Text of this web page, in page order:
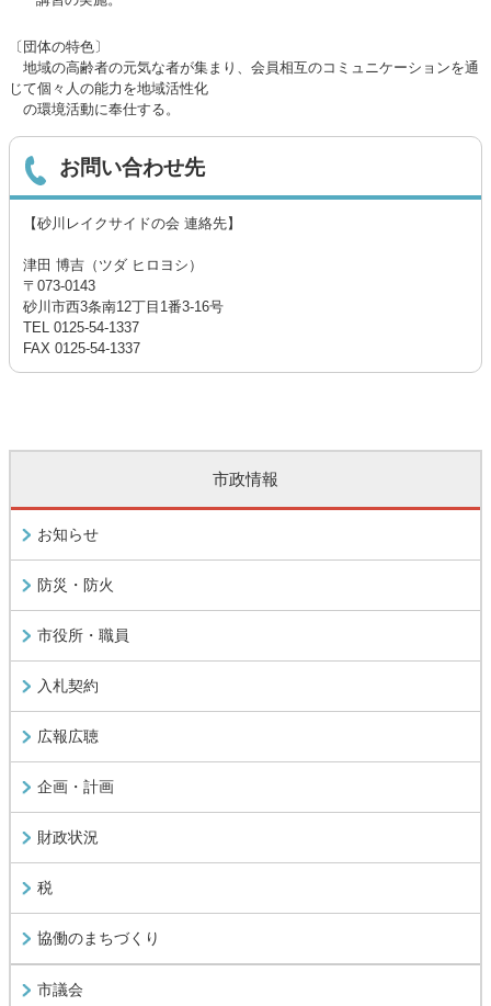
〔団体の特色〕
地域の高齢者の元気な者が集まり、会員相互のコミュニケーションを通
じて個々人の能力を地域活性化
の環境活動に奉仕する。
お問い合わせ先
【砂川レイク­サイドの会­ 連絡先】
津田 博吉（ツダ ヒロヨシ）
〒073-0143
砂川市西3条南12丁目1番3-16号
TEL 0125-54-1337
FAX 0125-54-1337
市政情報
お知らせ
防災・防火
市役所・職員
入札契約
広報広聴
企画・計画
財政状況
税
協働のまちづくり
市議会